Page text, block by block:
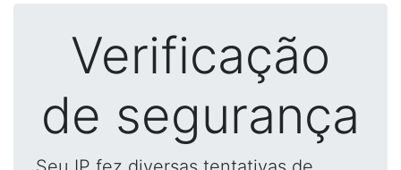
Verificação
de segurança